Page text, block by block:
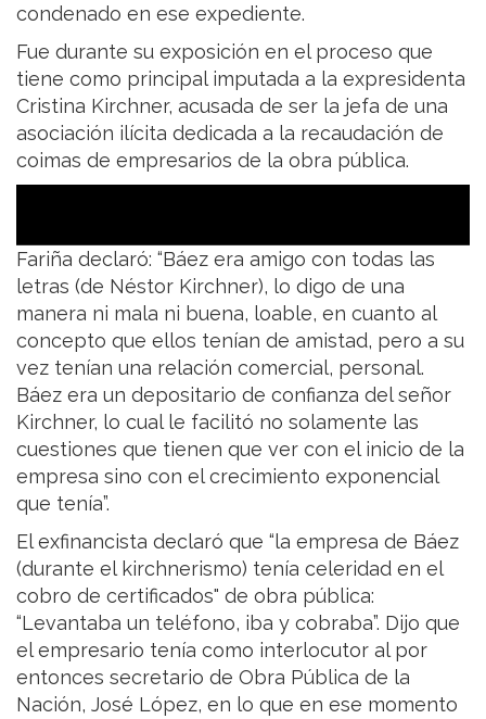
condenado en ese expediente.
Fue durante su exposición en el proceso que
tiene como principal imputada a la expresidenta
Cristina Kirchner, acusada de ser la jefa de una
asociación ilícita dedicada a la recaudación de
coimas de empresarios de la obra pública.
Fariña declaró: “Báez era amigo con todas las
letras (de Néstor Kirchner), lo digo de una
manera ni mala ni buena, loable, en cuanto al
concepto que ellos tenían de amistad, pero a su
vez tenían una relación comercial, personal.
Báez era un depositario de confianza del señor
Kirchner, lo cual le facilitó no solamente las
cuestiones que tienen que ver con el inicio de la
empresa sino con el crecimiento exponencial
que tenía”.
El exfinancista declaró que “la empresa de Báez
(durante el kirchnerismo) tenía celeridad en el
cobro de certificados" de obra pública:
“Levantaba un teléfono, iba y cobraba”. Dijo que
el empresario tenía como interlocutor al por
entonces secretario de Obra Pública de la
Nación, José López, en lo que en ese momento